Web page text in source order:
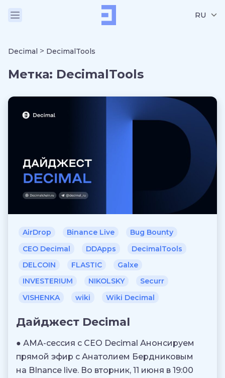
RU
Decimal > DecimalTools
Метка: DecimalTools
AirDrop Binance Live
Bug Bounty
CEO Decimal
DDApps
DecimalTools
DELCOIN
FLASTIC
Galxe
INVESTERIUM
NIKOLSKY
Securr
VISHENKA
wiki Wiki Decimal
Дайджест Decimal
● АМА-сессия с CEO Decimal Анонсируем
прямой эфир с Анатолием Бердниковым
на BInance live. Во вторник, 11 июня в 19:00